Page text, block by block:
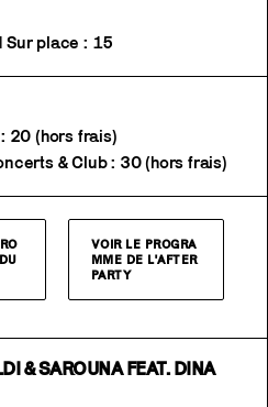
Sur place : 15
20 (hors frais)
& Club : 30 (hors frais)
VOIR LE PROGRA
MME DE L'AFTER
PARTY
& SAROUNA FEAT. DINA